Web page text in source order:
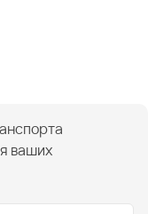
ваших